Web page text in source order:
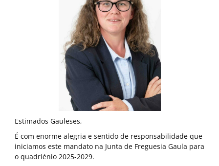
Estimados Gauleses,
É com enorme alegria e sentido de responsabilidade que
iniciamos este mandato na Junta de Freguesia Gaula para
o quadriénio 2025-2029.